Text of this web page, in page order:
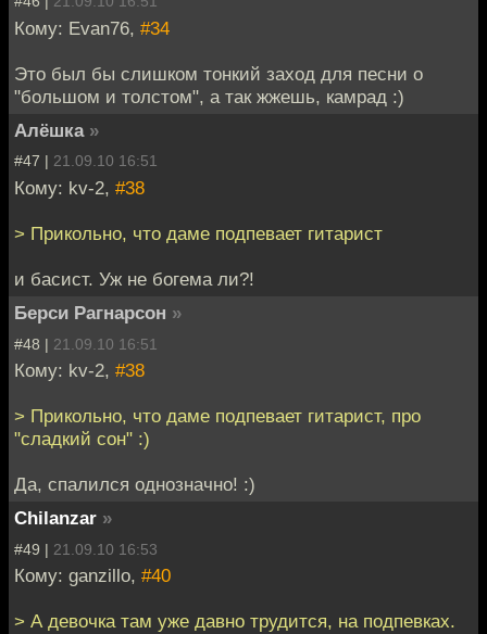
Кому: Evan76, #34
Это был бы слишком тонкий заход для песни о
"большом и толстом", а так жжешь, камрад :)
Алёшка »
#47 | 21.09.10 16:51
Кому: kv-2, #38
> Прикольно, что даме подпевает гитарист
и басист. Уж не богема ли?!
Берси Рагнарсон »
#48 | 21.09.10 16:51
Кому: kv-2, #38
> Прикольно, что даме подпевает гитарист, про
"сладкий сон" :)
Да, спалился однозначно! :)
Chilanzar »
#49 | 21.09.10 16:53
Кому: ganzillo, #40
> А девочка там уже давно трудится, на подпевках.